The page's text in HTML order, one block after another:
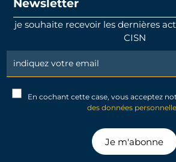
je souhaite recevoir les dernières
CISN
Newsletter
Signup
En cochant cette case, vous acceptez
des données
Je m'abonne